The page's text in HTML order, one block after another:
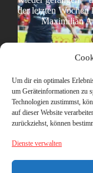
Um dir ein optimales
um Geräteinformationen zu
Technologien zustimmst,
auf dieser Website
zurückziehst, können
Dienste verwalten
der letzten
Maximilian